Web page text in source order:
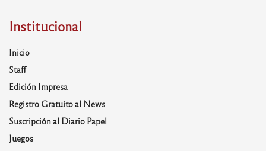
Institucional
Inicio
Staff
Edición Impresa
Registro Gratuito al News
Suscripción al Diario Papel
Juegos